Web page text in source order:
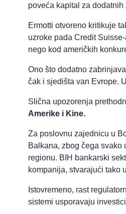
poveća kapital za dodatnih
Ermotti otvoreno kritikuje
uzroke pada Credit
nego kod američkih
Ono što dodatno
čak i sjedišta van Evrope.
Slična upozorenja
Amerike i Kine.
Za poslovnu zajednicu u
Balkana, zbog čega svako
regionu. BIH bankarski
kompanija, stvarajući tako
Istovremeno, rast
sistemi usporavaju